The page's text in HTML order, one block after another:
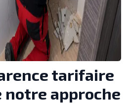
tarifaire
notre approche